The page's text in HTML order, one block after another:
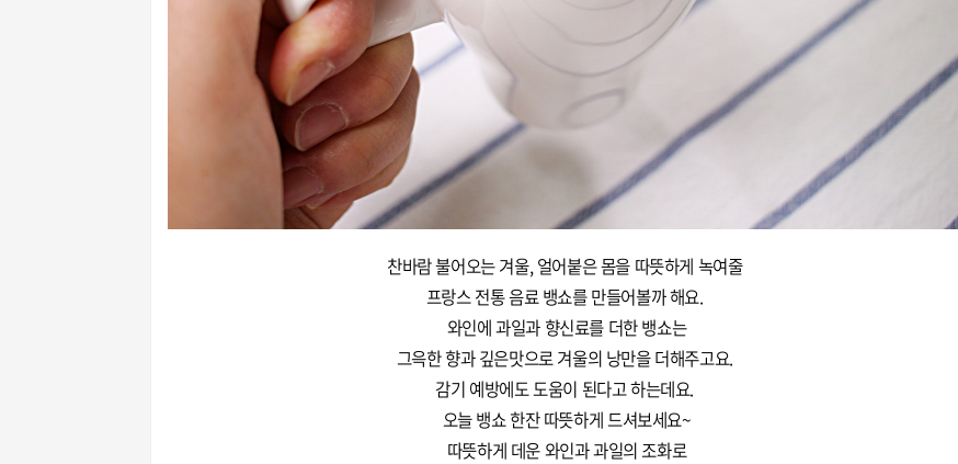
찬바람 불어오는 겨울, 얼어붙은 몸을 따뜻하게 녹여줄
프랑스 전통 음료 뱅쇼를 만들어볼까 해요.
와인에 과일과 향신료를 더한 뱅쇼는
그윽한 향과 깊은맛으로 겨울의 낭만을 더해주고요.
감기 예방에도 도움이 된다고 하는데요.
오늘 뱅쇼 한잔 따뜻하게 드셔보세요~
따뜻하게 데운 와인과 과일의 조화로